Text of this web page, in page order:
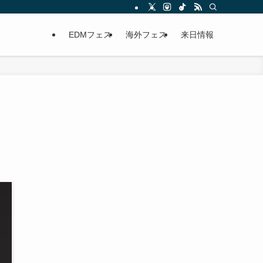
EDMフェス 海外フェス 来日情報